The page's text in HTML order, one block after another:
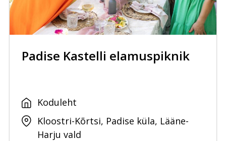
Padise Kastelli elamuspiknik
Koduleht
Kloostri-Kõrtsi, Padise küla, Lääne-
Harju vald